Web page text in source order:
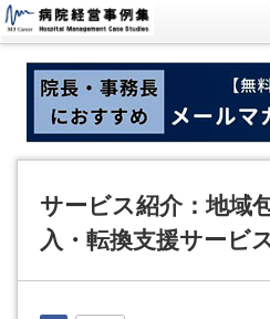
サービス紹介：地域
入・転換支援サービ